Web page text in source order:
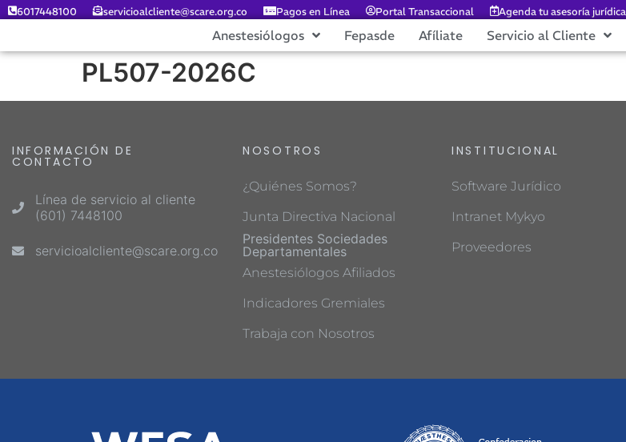
6017448100 servicioalcliente@scare.org.co Pagos en Línea Portal Transaccional Agenda tu asesoría jurídica
Anestesiólogos Fepasde Afíliate Servicio al Cliente
PL507-2026C
INFORMACIÓN DE
CONTACTO
Línea de servicio al cliente
(601) 7448100
servicioalcliente@scare.org.co
NOSOTROS
¿Quiénes Somos?
Junta Directiva Nacional
Presidentes Sociedades
Departamentales
Anestesiólogos Afiliados
Indicadores Gremiales
Trabaja con Nosotros
INSTITUCIONAL
Software Jurídico
Intranet Mykyo
Proveedores